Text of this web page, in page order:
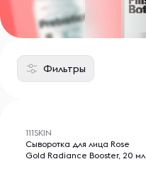
Фильтры
111SKIN
Сыворотка для лица Rose
Gold Radiance Booster, 20 мл